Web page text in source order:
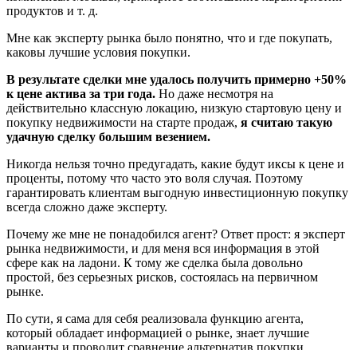
продуктов и т. д.
Мне как эксперту рынка было понятно, что и где покупать,
каковы лучшие условия покупки.
В результате сделки мне удалось получить примерно +50%
к цене актива за три года. Но даже несмотря на
действительно классную локацию, низкую стартовую цену и
покупку недвижимости на старте продаж, я считаю такую
удачную сделку большим везением.
Никогда нельзя точно предугадать, какие будут иксы к цене и
проценты, потому что часто это воля случая. Поэтому
гарантировать клиентам выгодную инвестиционную покупку
всегда сложно даже эксперту.
Почему же мне не понадобился агент? Ответ прост: я эксперт
рынка недвижимости, и для меня вся информация в этой
сфере как на ладони. К тому же сделка была довольно
простой, без серьезных рисков, состоялась на первичном
рынке.
По сути, я сама для себя реализовала функцию агента,
который обладает информацией о рынке, знает лучшие